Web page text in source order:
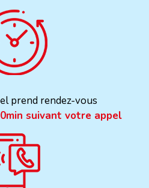
prend rendez-vous
suivant votre appel